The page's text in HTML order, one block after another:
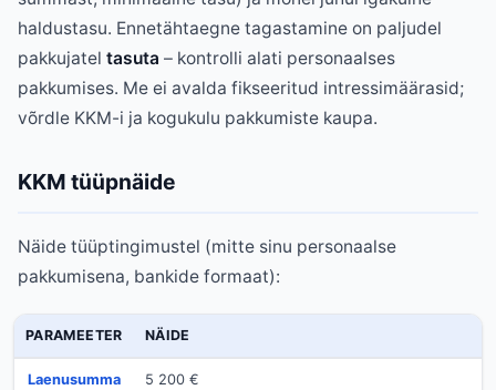
haldustasu. Ennetähtaegne tagastamine on paljudel
pakkujatel tasuta – kontrolli alati personaalses
pakkumises. Me ei avalda fikseeritud intressimäärasid;
võrdle KKM-i ja kogukulu pakkumiste kaupa.
KKM tüüpnäide
Näide tüüptingimustel (mitte sinu personaalse
pakkumisena, bankide formaat):
PARAMEETER NÄIDE
Laenusumma 5 200 €